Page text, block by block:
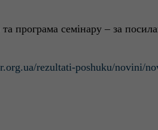
програма семінару – за
rezultati-poshuku/novini/